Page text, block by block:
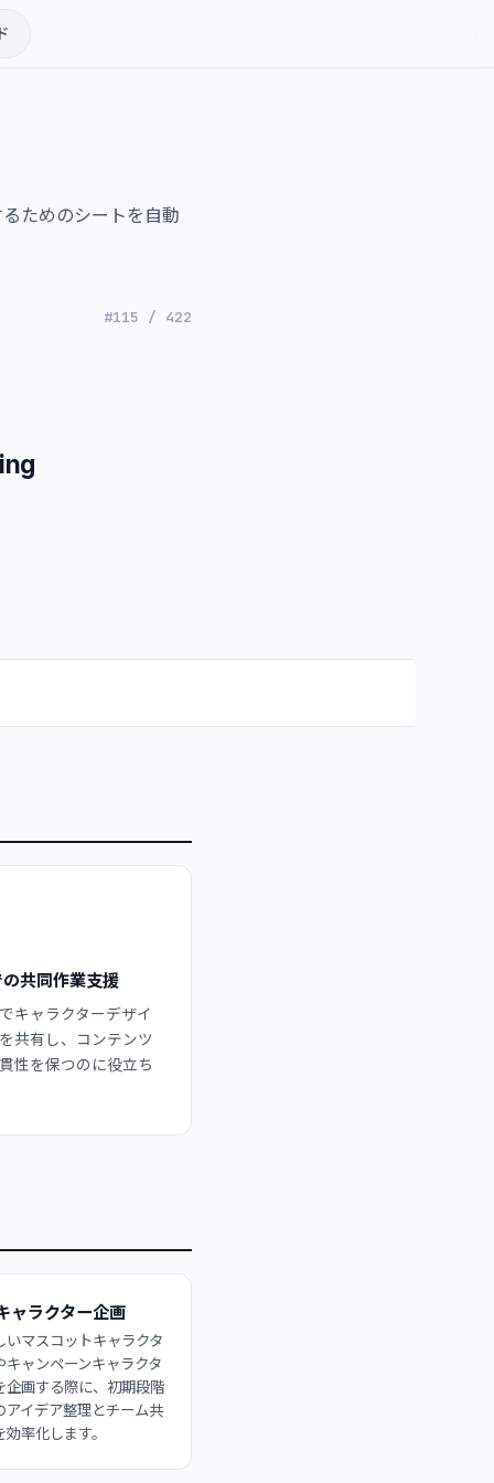
ためのシートを自動
#115 / 422
共同作業支援
キャラクターデザイ
共有し、コンテンツ
性を保つのに役立ち
ャラクター企画
いマスコットキャラクタ
キャンペーンキャラクタ
企画する際に、初期段階
アイデア整理とチーム共
効率化します。